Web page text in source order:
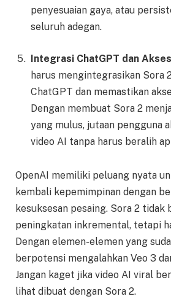
penyesuaian gaya, atau
seluruh adegan.
Integrasi ChatGPT dan
harus mengintegrasikan Sora
ChatGPT dan memastikan
Dengan membuat Sora 2
yang mulus, jutaan pengguna
video AI tanpa harus beralih
OpenAI memiliki peluang nyata
kembali kepemimpinan dengan
kesuksesan pesaing. Sora 2 tidak
peningkatan inkremental, tetapi
Dengan elemen-elemen yang
berpotensi mengalahkan Veo 3
Jangan kaget jika video AI viral
lihat dibuat dengan Sora 2.